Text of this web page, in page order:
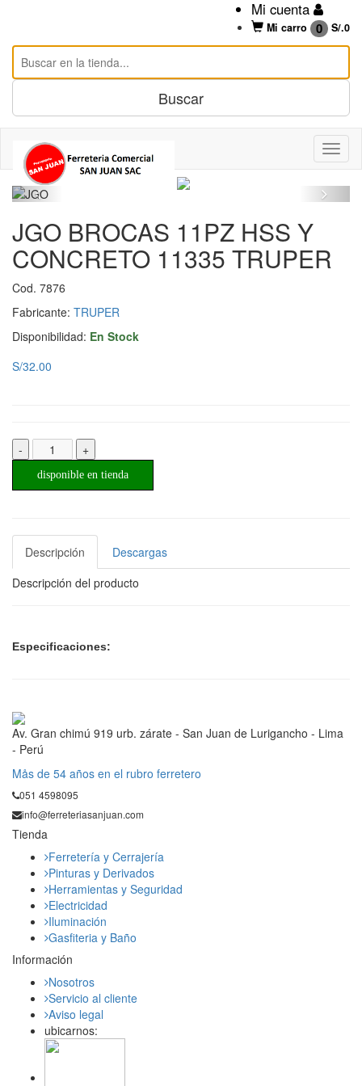
Mi cuenta
Mi carro 0 S/.0
JGO BROCAS 11PZ HSS Y
CONCRETO 11335 TRUPER
Cod. 7876
Fabricante: TRUPER
Disponibilidad: En Stock
S/32.00
- +
disponible en tienda
Descripción
Descargas
Descripción del producto
Especificaciones:
Av. Gran chimú 919 urb. zárate - San Juan de Lurigancho - Lima
- Perú
Mås de 54 años en el rubro ferretero
051 4598095
info@ferreteriasanjuan.com
Tienda
Ferretería y Cerrajería
Pinturas y Derivados
Herramientas y Seguridad
Electricidad
Iluminación
Gasfiteria y Baño
Información
Nosotros
Servicio al cliente
Aviso legal
ubicarnos: